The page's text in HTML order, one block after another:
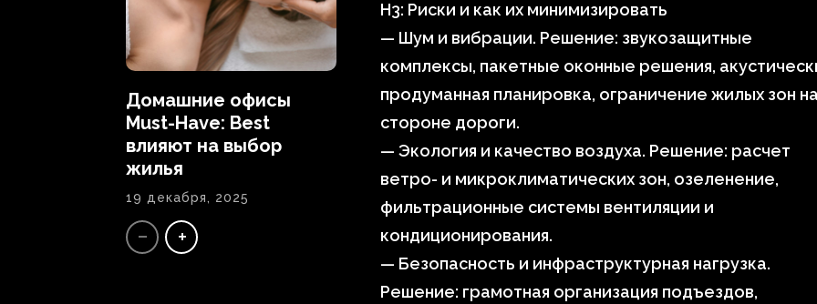
Домашние офисы
Must-Have: Best
влияют на выбор
жилья
19 декабря, 2025
H3: Риски и как их минимизировать
— Шум и вибрации. Решение: звукозащитные
комплексы, пакетные оконные решения,
продуманная планировка, ограничение жилых зон на
стороне дороги.
— Экология и качество воздуха. Решение: расчет
ветро- и микроклиматических зон, озеленение,
фильтрационные системы вентиляции и
кондиционирования.
— Безопасность и инфраструктурная нагрузка.
Решение: грамотная организация подъездов,